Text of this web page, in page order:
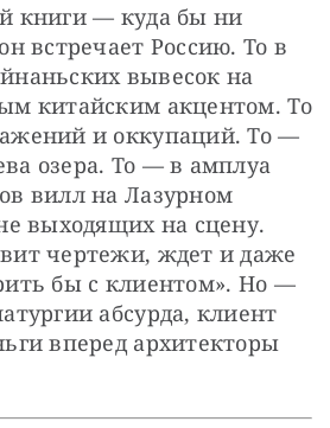
книги — куда бы ни
встречает Россию. То в
вывесок на
китайским акцентом. То
и оккупаций. То —
озера. То — в амплуа
вилл на Лазурном
выходящих на сцену.
чертежи, ждет и даже
бы с клиентом». Но —
абсурда, клиент
вперед архитекторы